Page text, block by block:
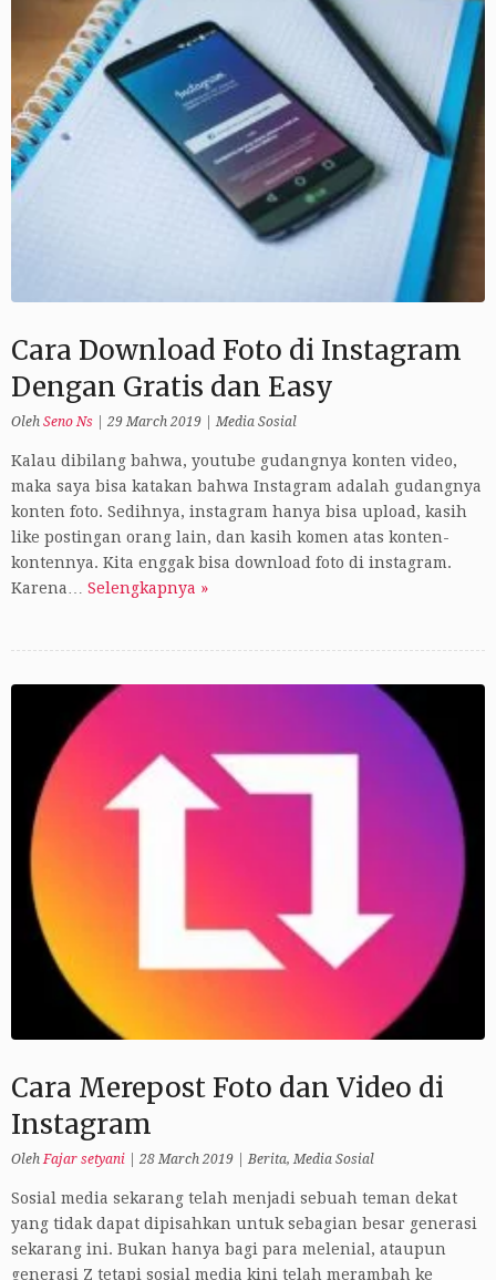
Cara Download Foto di Instagram
Dengan Gratis dan Easy
Oleh Seno Ns 29 March 2019 Media Sosial
Kalau dibilang bahwa, youtube gudangnya konten video,
maka saya bisa katakan bahwa Instagram adalah gudangnya
konten foto. Sedihnya, instagram hanya bisa upload, kasih
like postingan orang lain, dan kasih komen atas konten-
kontennya. Kita enggak bisa download foto di instagram.
Karena… Selengkapnya »
Cara Merepost Foto dan Video di
Instagram
OlehFajar setyani 28 March 2019 |Berita,Media Sosial
Sosial media sekarang telah menjadi sebuah teman dekat
yang tidak dapat dipisahkan untuk sebagian besar generasi
sekarang ini. Bukan hanya bagi para melenial, ataupun
generasi Z tetapi sosial media kini telah merambah ke